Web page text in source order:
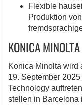
Flexible
Produktion
KONICA
Konica Minolta wird
19. September
Technology
stellen in Barcelona